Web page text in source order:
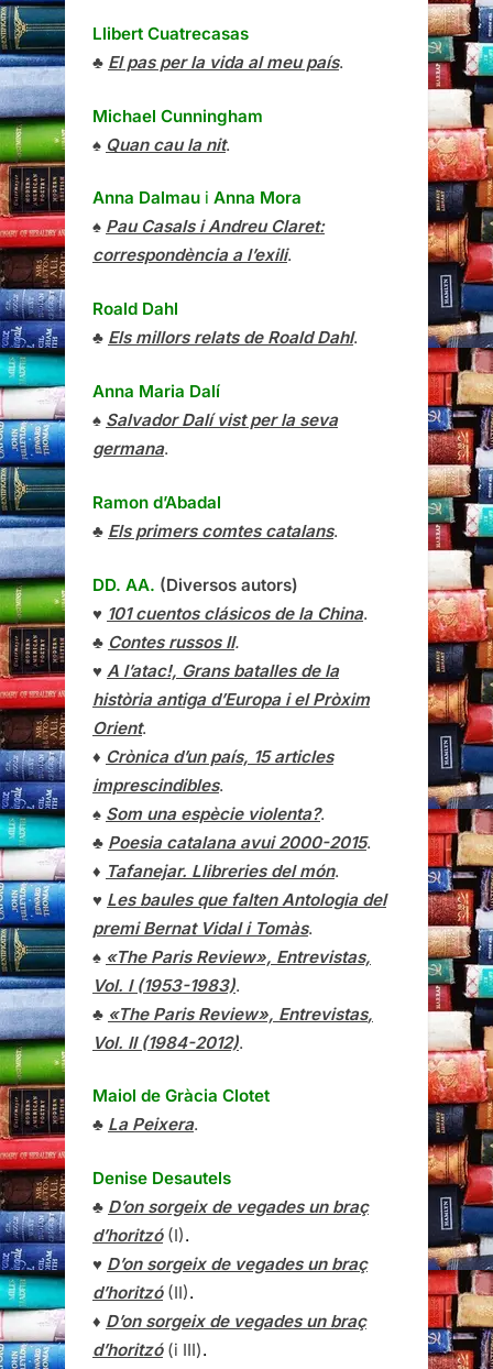
Llibert Cuatrecasas
♣ El pas per la vida al meu país.
Michael Cunningham
♠ Quan cau la nit.
Anna Dalmau i Anna Mora
♠ Pau Casals i Andreu Claret:
correspondència a l’exili.
Roald Dahl
♣ Els millors relats de Roald Dahl.
Anna Maria Dalí
♠ Salvador Dalí vist per la seva
germana.
Ramon d’Abadal
♣ Els primers comtes catalans.
DD. AA. (Diversos autors)
♥ 101 cuentos clásicos de la China.
♣ Contes russos II.
♥ A l’atac!, Grans batalles de la
història antiga d’Europa i el Pròxim
Orient.
♦ Crònica d’un país, 15 articles
imprescindibles.
♠ Som una espècie violenta?.
♣ Poesia catalana avui 2000-2015.
♦ Tafanejar. Llibreries del món.
♥ Les baules que falten Antologia del
premi Bernat Vidal i Tomàs.
♠ «The Paris Review», Entrevistas,
Vol. I (1953-1983).
♣ «The Paris Review», Entrevistas,
Vol. II (1984-2012).
Maiol de Gràcia Clotet
♣ La Peixera.
Denise Desautels
♣ D’on sorgeix de vegades un braç
d’horitzó(I).
♥ D’on sorgeix de vegades un braç
d’horitzó(II).
♦ D’on sorgeix de vegades un braç
d’horitzó(i III).